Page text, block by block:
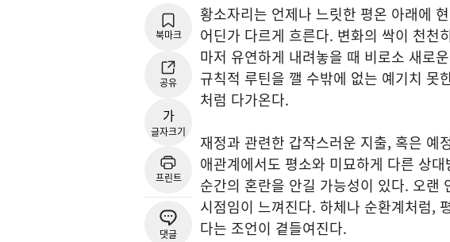
북마크
공유
가
글자크기
프린트
댓글
황소자리는 언제나 느릿한 평온 아래에
어딘가 다르게 흐른다. 변화의 싹이 천천
마저 유연하게 내려놓을 때 비로소 새로
규칙적 루틴을 깰 수밖에 없는 예기치 못
처럼 다가온다.
재정과 관련한 갑작스러운 지출, 혹은 예
애관계에서도 평소와 미묘하게 다른 상
순간의 혼란을 안길 가능성이 있다. 오랜
시점임이 느껴진다. 하체나 순환계처럼,
다는 조언이 곁들여진다.